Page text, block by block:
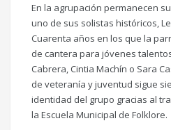
En la agrupación permanecen
uno de sus solistas históricos,
Cuarenta años en los que la
de cantera para jóvenes
Cabrera, Cintia Machín o Sara
de veteranía y juventud sigue
identidad del grupo gracias al
la Escuela Municipal de Folklore.